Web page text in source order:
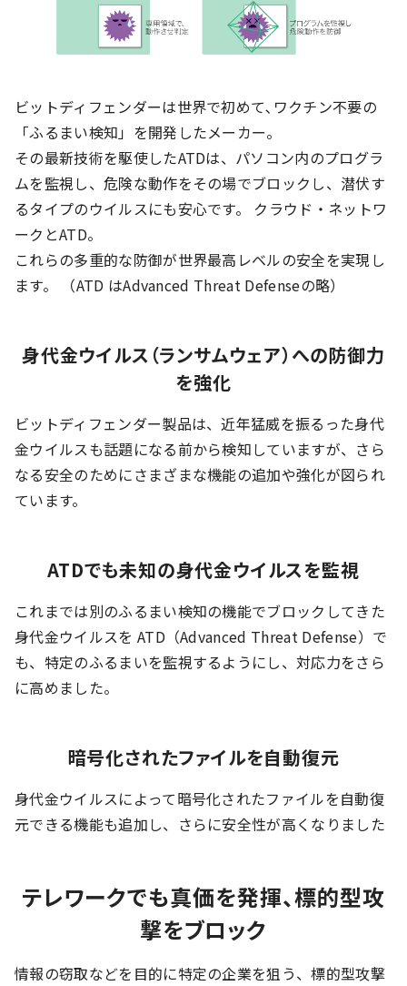
ビットディフェンダーは世界で初めて､ワクチン不要の
「ふるまい検知」を開発したメーカー。
その最新技術を駆使したATDは、パソコン内のプログラ
ムを監視し、危険な動作をその場でブロックし、潜伏す
るタイプのウイルスにも安心です。 クラウド・ネットワ
ークとATD。
これらの多重的な防御が世界最高レベルの安全を実現し
ます。 （ATD はAdvanced Threat Defenseの略）
身代金ウイルス（ランサムウェア）への防御力
を強化
ビットディフェンダー製品は、近年猛威を振るった身代
金ウイルスも話題になる前から検知していますが、さら
なる安全のためにさまざまな機能の追加や強化が図られ
ています。
ATDでも未知の身代金ウイルスを監視
これまでは別のふるまい検知の機能でブロックしてきた
身代金ウイルスを ATD（Advanced Threat Defense）で
も、特定のふるまいを監視するようにし、対応力をさら
に高めました。
暗号化されたファイルを自動復元
身代金ウイルスによって暗号化されたファイルを自動復
元できる機能も追加し、さらに安全性が高くなりました
テレワークでも真価を発揮、標的型攻
撃をブロック
情報の窃取などを目的に特定の企業を狙う、標的型攻撃